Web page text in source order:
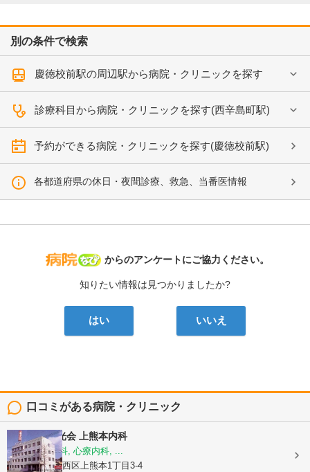
別の条件で検索
慶徳校前駅の周辺駅から病院・クリニックを探す
診療科目から病院・クリニックを探す(西辛島町駅)
予約ができる病院・クリニックを探す(慶徳校前駅)
各都道府県の休日・夜間診療、救急、当番医情報
病院なび
からのアンケートにご協力ください。
知りたい情報は見つかりましたか?
はい いいえ
口コミがある病院・クリニック
医療法人陽光会 上熊本内科
内科, 神経内科, 心療内科, ...
熊本県熊本市西区上熊本1丁目3-4